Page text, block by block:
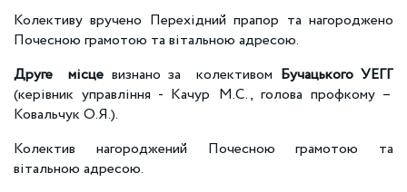
Колективу вручено Перехідний прапор та нагороджено
Почесною грамотою та вітальною адресою.
Друге місце визнано за колективом Бучацького УЕГГ
(керівник управління - Качур М.С., голова профкому –
Ковальчук О.Я.).
Колектив нагороджений Почесною грамотою та
вітальною адресою.